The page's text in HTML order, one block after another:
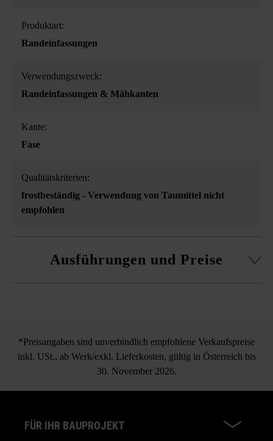
Produktart:
Randeinfassungen
Verwendungszweck:
Randeinfassungen & Mähkanten
Kante:
Fase
Qualitätskriterien:
frostbeständig - Verwendung von Taumittel nicht
empfohlen
Ausführungen und Preise
*Preisangaben sind unverbindlich empfohlene Verkaufspreise
inkl. USt., ab Werk/exkl. Lieferkosten, gültig in Österreich bis
30. November 2026.
FÜR IHR BAUPROJEKT